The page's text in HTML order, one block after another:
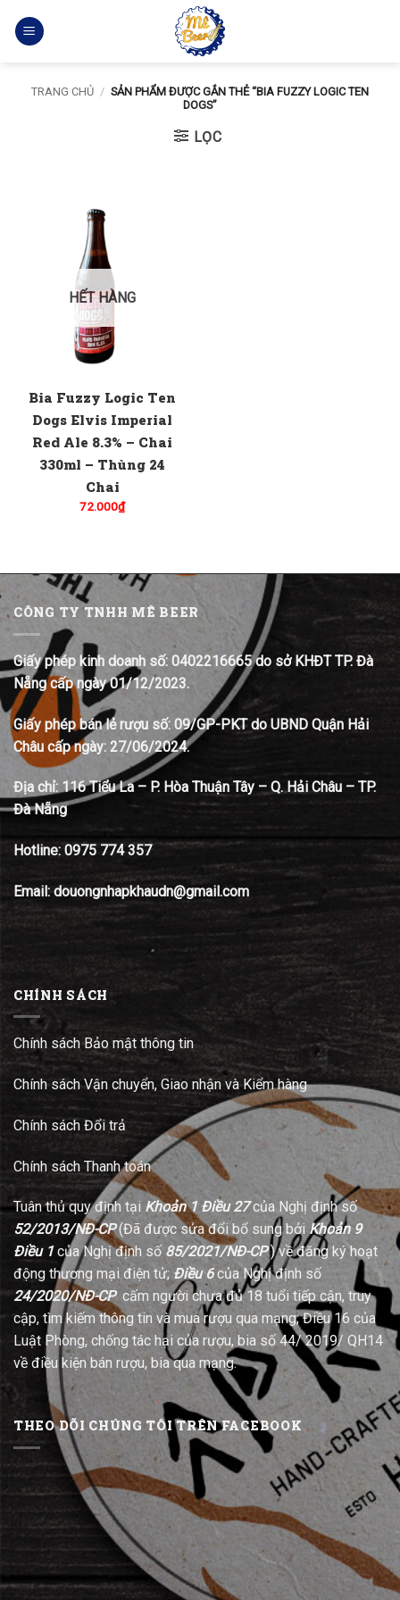
qua
TRANG CHỦ / SẢN PHẨM ĐƯỢC GẮN THẺ “BIA FUZZY LOGIC TEN
DOGS”
LỌC
HẾT HÀNG
Bia Fuzzy Logic Ten
Dogs Elvis Imperial
Red Ale 8.3% – Chai
330ml – Thùng 24
Chai
72.000₫
CÔNG TY TNHH MÊ BEER
Giấy phép kinh doanh số: 0402216665 do sở KHĐT TP. Đà
Nẵng cấp ngày 01/12/2023.
Giấy phép bán lẻ rượu số: 09/GP-PKT do UBND Quận Hải
Châu cấp ngày: 27/06/2024.
Địa chỉ: 116 Tiểu La – P. Hòa Thuận Tây – Q. Hải Châu – TP.
Đà Nẵng
Hotline: 0975 774 357
Email: douongnhapkhaudn@gmail.com
CHÍNH SÁCH
Chính sách Bảo mật thông tin
Chính sách Vận chuyển, Giao nhận và Kiểm hàng
Chính sách Đổi trả
Chính sách Thanh toán
Tuân thủ quy định tại Khoản 1 Điều 27của Nghị định số
52/2013/NĐ-CP(Đã được sửa đổi bổ sung bởi Khoản 9
Điều 1của Nghị định số 85/2021/NĐ-CP) về đăng ký hoạt
động thương mại điện tử; Điều 6của Nghị định số
24/2020/NĐ-CPcấm người chưa đủ 18 tuổi tiếp cận, truy
cập, tìm kiếm thông tin và mua rượu qua mạng; Điều 16 của
Luật Phòng, chống tác hại của rượu, bia số 44/ 2019/ QH14
về điều kiện bán rượu, bia qua mạng.
THEO DÕI CHÚNG TÔI TRÊN FACEBOOK